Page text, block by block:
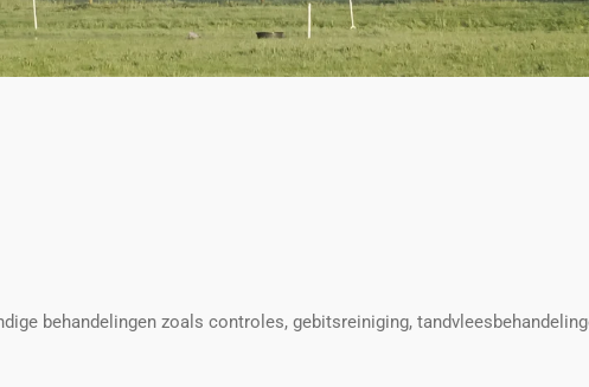
behandelingen zoals controles, gebitsreiniging,